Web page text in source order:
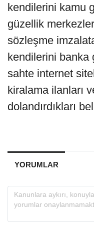
kendilerini kamu
güzellik
sözleşme
kendilerini banka
sahte internet
kiralama ilanları
dolandırdıkları
YORUMLAR